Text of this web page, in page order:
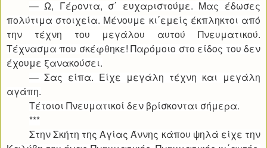
— Ω, Γέροντα, σ΄ ευχαριστούμε. Μας έδωσες
πολύτιμα στοιχεία. Μένουμε κι΄εμείς έκπληκτοι από
την τέχνη του μεγάλου αυτού Πνευματικού.
Τέχνασμα που σκέφθηκε! Παρόμοιο στο είδος του δεν
έχουμε ξανακούσει.
— Σας είπα. Είχε μεγάλη τέχνη και μεγάλη
αγάπη.
Τέτοιοι Πνευματικοί δεν βρίσκονται σήμερα.
***
Στην Σκήτη της Αγίας Άννης κάπου ψηλά είχε την